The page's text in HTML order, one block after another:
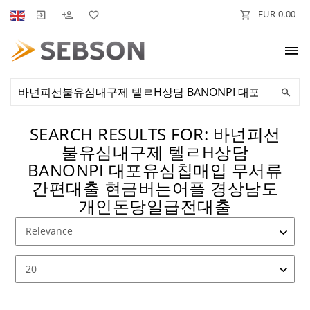
EUR 0.00
SEARCH RESULTS FOR: 바넌피선
불유심내구제 텔ㄹH상담
BANONPI 대포유심칩매입 무서류
간편대출 현금버는어플 경상남도
개인돈당일급전대출